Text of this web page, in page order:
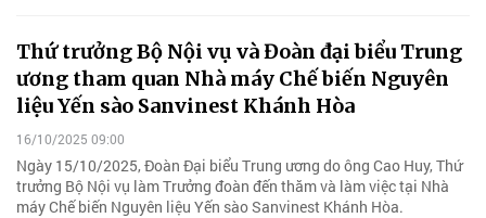
Thứ trưởng Bộ Nội vụ và Đoàn đại biểu Trung
ương tham quan Nhà máy Chế biến Nguyên
liệu Yến sào Sanvinest Khánh Hòa
16/10/2025 09:00
Ngày 15/10/2025, Đoàn Đại biểu Trung ương do ông Cao Huy, Thứ
trưởng Bộ Nội vụ làm Trưởng đoàn đến thăm và làm việc tại Nhà
máy Chế biến Nguyên liệu Yến sào Sanvinest Khánh Hòa.